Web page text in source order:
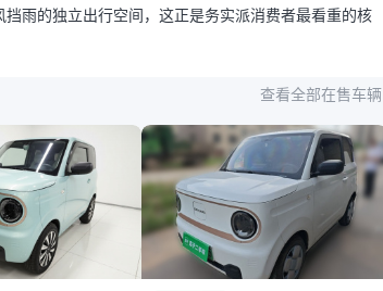
雨的独立出行空间，这正是务实派消费者最看重的核
查看全部在售车辆